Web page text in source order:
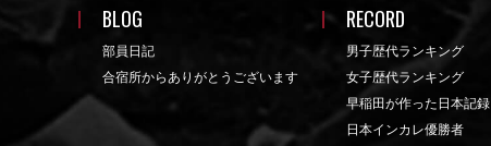
BLOG
部員日記
合宿所からありがとうございます
RECORD
男子歴代ランキング
女子歴代ランキング
早稲田が作った日本記録
日本インカレ優勝者